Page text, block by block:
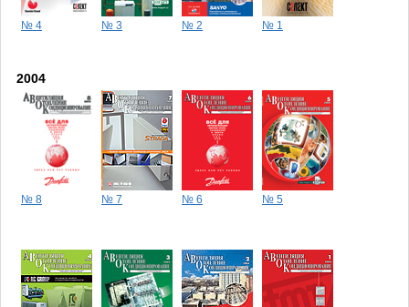
№ 4 № 3 № 2 № 1
2004
№ 8 № 7 № 6 № 5